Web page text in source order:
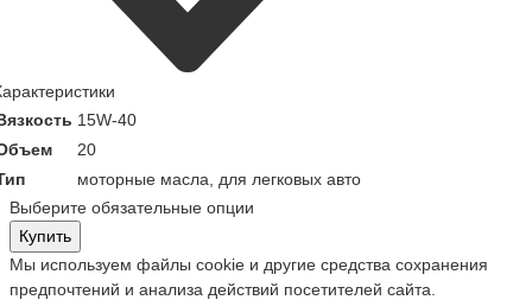
15W-40
20
моторные масла, для легковых авто
Выберите обязательные опции
Купить
Мы используем файлы cookie и другие средства сохранения
предпочтений и анализа действий посетителей сайта.